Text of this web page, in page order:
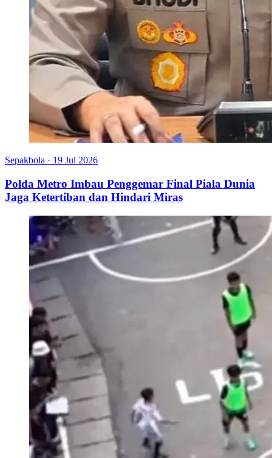
Sepakbola · 19 Jul 2026
Polda Metro Imbau Penggemar Final Piala Dunia
Jaga Ketertiban dan Hindari Miras